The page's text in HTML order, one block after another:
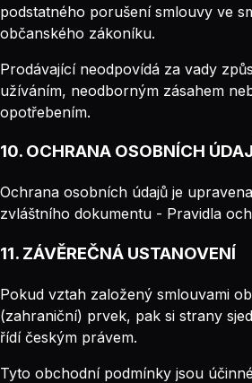
podstatného porušení smlouvy ve
občanského zákoníku.
Prodávající neodpovídá za vady
užíváním, neodborným zásahem
opotřebením.
10. OCHRANA OSOBNÍCH
Ochrana osobních údajů je
zvláštního dokumentu - Pravidla
11. ZÁVĚREČNÁ USTANOVENÍ
Pokud vztah založený smlouvami
(zahraniční) prvek, pak si strany
řídí českým právem.
Tyto obchodní podmínky jsou